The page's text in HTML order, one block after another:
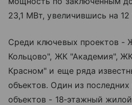
23,1 МВт, увеличившись на 12
Среди ключевых проектов -
Кольцово", ЖК "Академия",
Красном" и еще ряда
объектов. Один из
объектов - 18‑этажный